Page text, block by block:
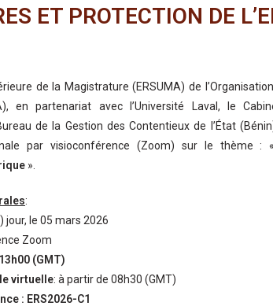
ET PROTECTION DE
de la Magistrature (ERSUMA) de
en partenariat avec l’Université Laval, le
de la Gestion des Contentieux de l’État
par visioconférence (Zoom) sur le thème :
».
:
jour, le 05 mars 2026
Zoom
(GMT)
virtuelle: à partir de 08h30 (GMT)
: ERS2026-C1